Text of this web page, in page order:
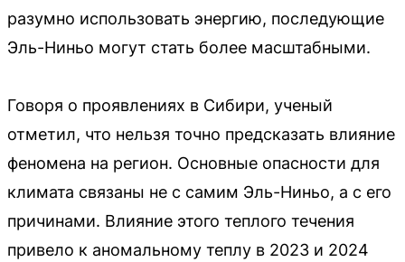
разумно использовать энергию, последующие
Эль-Ниньо могут стать более масштабными.
Говоря о проявлениях в Сибири, ученый
отметил, что нельзя точно предсказать влияние
феномена на регион. Основные опасности для
климата связаны не с самим Эль-Ниньо, а с его
причинами. Влияние этого теплого течения
привело к аномальному теплу в 2023 и 2024